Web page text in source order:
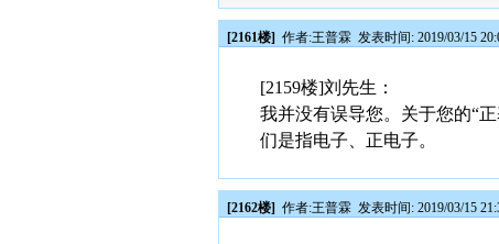
[2161楼] 作者:王普霖 发表时间: 2019/03/15
[2159楼]刘先生：
我并没有误导您。关于您的“
们是指电子、正电子。
[2162楼] 作者:王普霖 发表时间: 2019/03/15